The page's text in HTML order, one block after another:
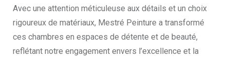
Avec une attention méticuleuse aux détails et un choix
rigoureux de matériaux, Mestré Peinture a transformé
ces chambres en espaces de détente et de beauté,
reflétant notre engagement envers l’excellence et la